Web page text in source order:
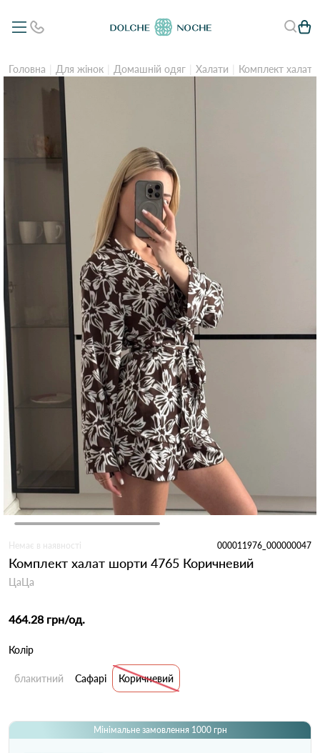
Головна Для жінок Домашній одяг Халати Комплект халат
Немає в наявності 000011976_000000047
Комплект халат шорти 4765 Коричневий
ЦаЦа
464.28 грн/од.
Колір
блакитний Сафарі Коричневий
Мінімальне замовлення 1000 грн